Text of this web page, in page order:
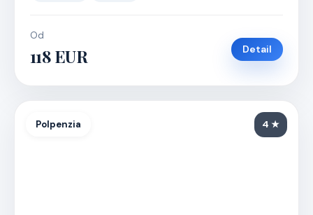
Od
118 EUR Detail
Polpenzia 4 ★